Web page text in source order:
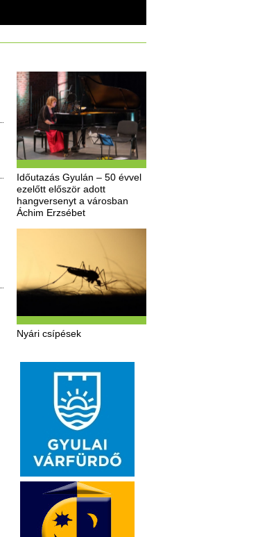
Időutazás Gyulán – 50 évvel
ezelőtt először adott
hangversenyt a városban
Áchim Erzsébet
Nyári csípések